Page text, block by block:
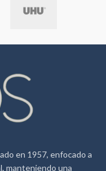
cubritiva y de colores
en 1957, enfocado a
manteniendo una